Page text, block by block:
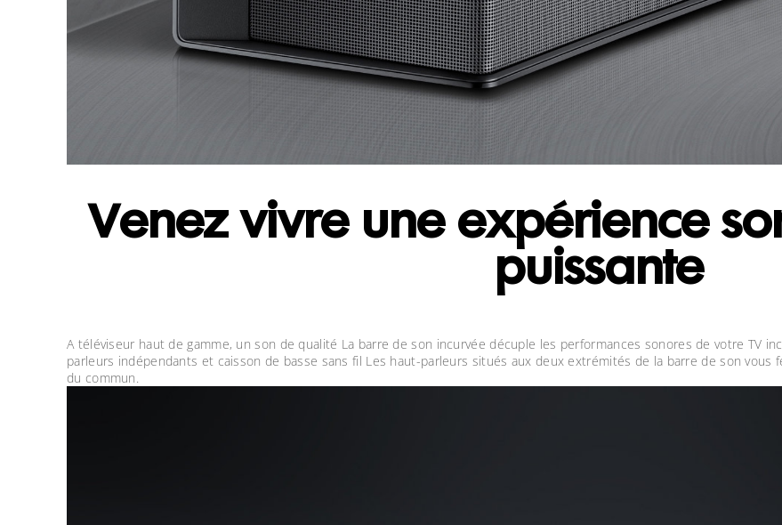
Venez vivre une expérience
puissante
A téléviseur haut de gamme, un son de qualité La barre de son incurvée décuple les performances sonores de votre TV
parleurs indépendants et caisson de basse sans fil Les haut-parleurs situés aux deux extrémités de la barre de son vous
du commun.